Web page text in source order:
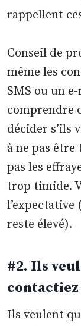
rappellent
Conseil de
même les
SMS ou un
comprendre
décider s’ils
à ne pas être
pas les
trop timide.
l’expectative
reste élevé).
#2. Ils
Ils veulent